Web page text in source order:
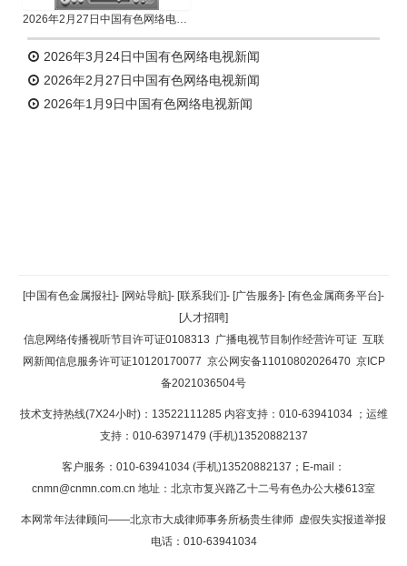
2026年2月27日中国有色网络电视新闻
2026年3月24日中国有色网络电视新闻
2026年2月27日中国有色网络电视新闻
2026年1月9日中国有色网络电视新闻
返回顶部
返回首页
[中国有色金属报社]- [网站导航]- [联系我们]- [广告服务]- [有色金属商务平台]-
[人才招聘]
信息网络传播视听节目许可证0108313 广播电视节目制作经营许可证 互联
网新闻信息服务许可证10120170077 京公网安备11010802026470 京ICP
备2021036504号
技术支持热线(7X24小时)：13522111285 内容支持：010-63941034 ；运维
支持：010-63971479 (手机)13520882137
客户服务：010-63941034 (手机)13520882137；E-mail：
cnmn@cnmn.com.cn 地址：北京市复兴路乙十二号有色办公大楼613室
本网常年法律顾问——北京市大成律师事务所杨贵生律师 虚假失实报道举报
电话：010-63941034